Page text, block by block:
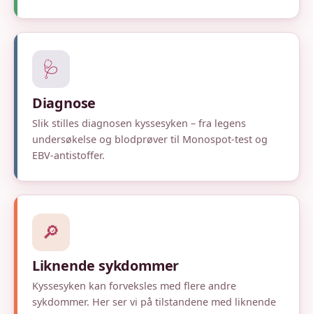
🩺
Diagnose
Slik stilles diagnosen kyssesyken – fra legens
undersøkelse og blodprøver til Monospot-test og
EBV-antistoffer.
🔎
Liknende sykdommer
Kyssesyken kan forveksles med flere andre
sykdommer. Her ser vi på tilstandene med liknende